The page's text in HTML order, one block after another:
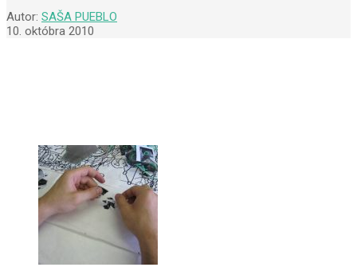
Autor: SAŠA PUEBLO
10. októbra 2010